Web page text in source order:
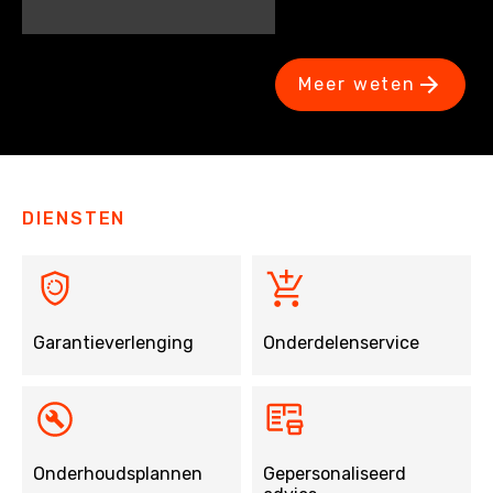
Meer weten
DIENSTEN
Garantieverlenging Onderdelenservice
Onderhoudsplannen
Gepersonaliseerd